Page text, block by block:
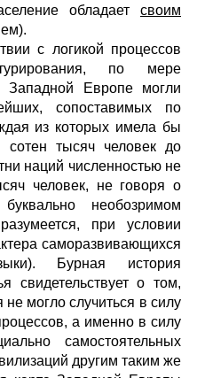
обладает своим
с логикой процессов
по мере
Западной Европе могли
сопоставимых по
из которых имела бы
сотен тысяч человек до
наций численностью не
человек, не говоря о
необозримом
при условии
саморазвивающихся
Бурная история
свидетельствует о том,
могло случиться в силу
а именно в силу
самостоятельных
другим таким же